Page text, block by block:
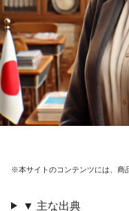
※本サイトのコンテンツには、商
▼ 主な出典